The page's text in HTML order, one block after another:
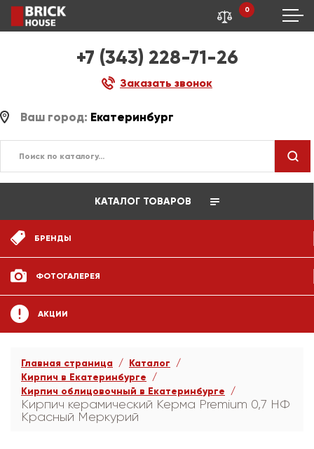
+7 (343) 228-71-26
Заказать звонок
0
Ваш город: Екатеринбург
КАТАЛОГ ТОВАРОВ
БРЕНДЫ
ФОТОГАЛЕРЕЯ
АКЦИИ
Главная страница
Каталог
Кирпич в Екатеринбурге
Кирпич облицовочный в Екатеринбурге
Кирпич керамический Керма Premium 0,7 НФ
Красный Меркурий